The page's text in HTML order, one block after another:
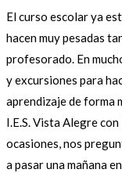
El curso escolar ya
hacen muy pesadas
profesorado. En
y excursiones para
aprendizaje de forma
I.E.S. Vista Alegre
ocasiones, nos
a pasar una mañana